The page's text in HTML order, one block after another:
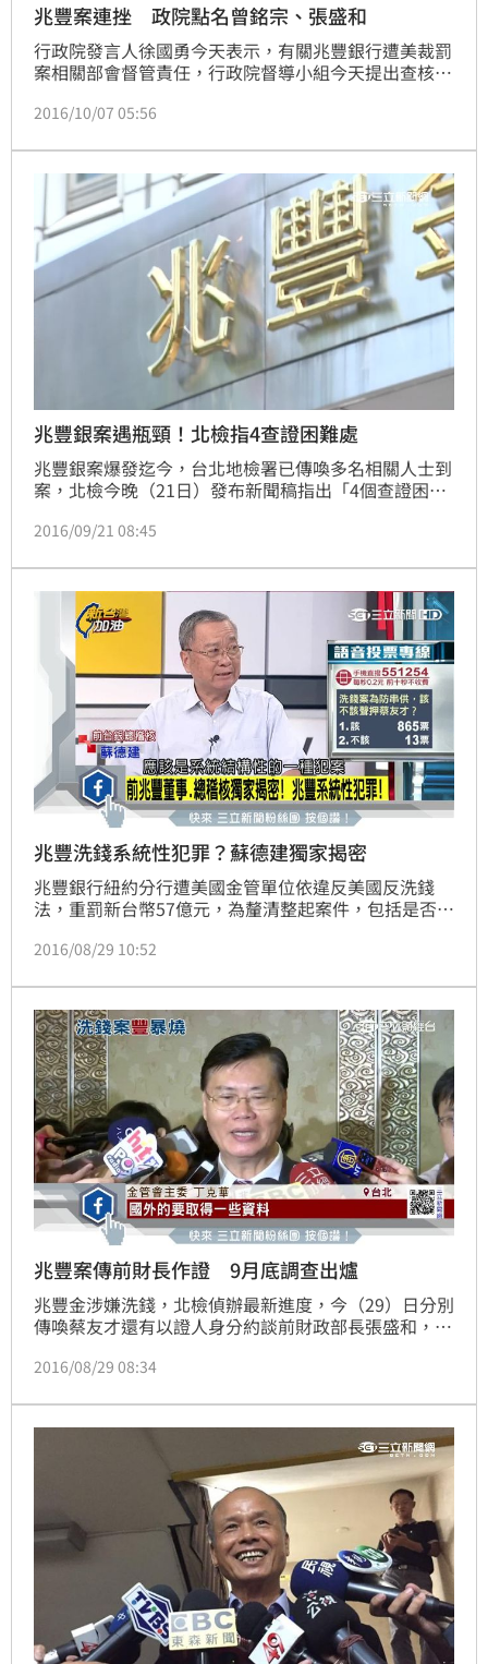
兆豐案連挫 政院點名曾銘宗、張盛和
行政院發言人徐國勇今天表示，有關兆豐銀行遭美裁罰
案相關部會督管責任，行政院督導小組今天提出查核報
和4年任期內為本案醞釀、惡化至接近爆發的主要期
2016/10/07 05:56
兆豐銀案遇瓶頸！北檢指4查證困難處
兆豐銀案爆發迄今，台北地檢署已傳喚多名相關人士到
案，北檢今晚（21日）發布新聞稿指出「4個查證困難
在海外，目前均無資料可查。
2016/09/21 08:45
兆豐洗錢系統性犯罪？蘇德建獨家揭密
兆豐銀行紐約分行遭美國金管單位依違反美國反洗錢
法，重罰新台幣57億元，為釐清整起案件，包括是否有
長蔡友才、徐光曦等高階主管，今（29）日更以證人身
稽核蘇德建表示，這起重大弊案中，一群人互相包庇、
掩護，痛批根本就是系統結構性犯案。
2016/08/29 10:52
兆豐案傳前財長作證 9月底調查出爐
兆豐金涉嫌洗錢，北檢偵辦最新進度，今（29）日分別
傳喚蔡友才還有以證人身分約談前財政部長張盛和，張
於金管會也對外說明，相關行政調查9月底結果出爐。
2016/08/29 08:34